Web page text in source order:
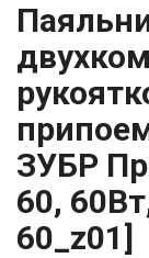
ЗУБР
60,
60_z01]